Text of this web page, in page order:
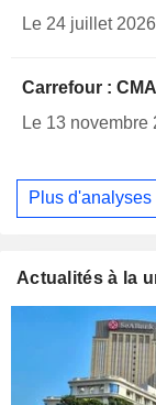
Le 24 juillet
Carrefour :
Le 13 novembre
Plus d'analyses
Actualités à la